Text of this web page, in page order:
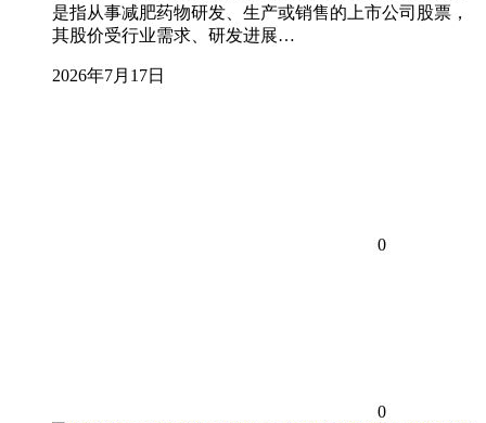
是指从事减肥药物研发、生产或销售的上市公司股票，
其股价受行业需求、研发进展…
2026年7月17日
0
0